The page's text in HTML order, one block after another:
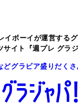
イボーイが運営する
サイト『週プレ グラジ
どグラビア盛りだくさ